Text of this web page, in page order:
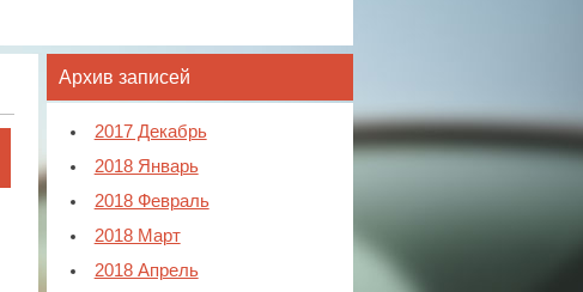
Архив записей
2017 Декабрь
2018 Январь
2018 Февраль
2018 Март
2018 Апрель